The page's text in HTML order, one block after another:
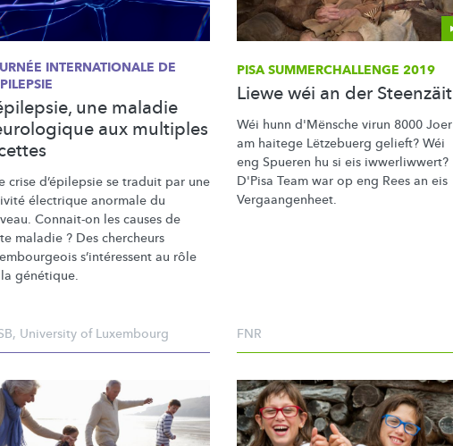
INTERNATIONALE DE
une maladie
aux multiples
crise d’épilepsie se traduit par une
électrique anormale du
Connait-on les causes de
maladie ? Des chercheurs
s’intéressent au rôle
génétique.
, University of Luxembourg
PISASUMMERCHALLENGE 2019
Liewe wéi an der Steenzäit
Wéi hunn d'Mënsche virun 8000 Joer
am haitege Lëtzebuerg gelieft? Wéi
eng Spueren hu si eis iwwerliwwert?
D'Pisa Team war op eng Rees an eis
Vergaangenheet.
FNR